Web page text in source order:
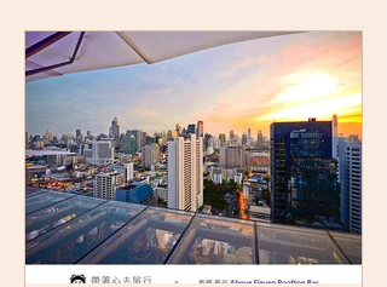
也是把...